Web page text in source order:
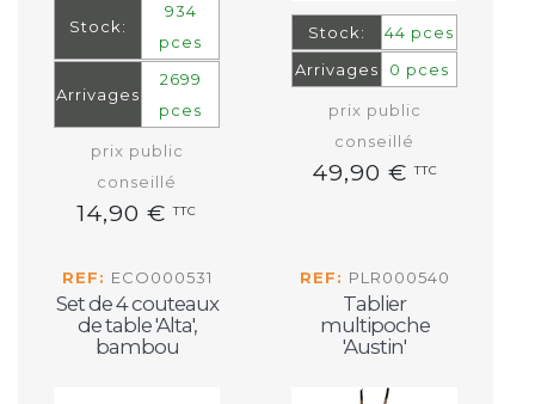
Stock:
934
pces
Arrivages
2699
pces
prix public
conseillé
14,90 €TTC
Stock:
44 pces
Arrivages
0 pces
prix public
conseillé
49,90 €TTC
REF: ECO000531
Set de 4 couteaux
de table 'Alta',
bambou
REF: PLR000540
Tablier
multipoche
'Austin'